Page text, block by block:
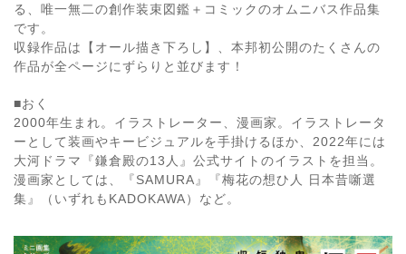
る、唯一無二の創作装束図鑑＋コミックのオムニバス作品集
です。
収録作品は【オール描き下ろし】、本邦初公開のたくさんの
作品が全ページにずらりと並びます！
■おく
2000年生まれ。イラストレーター、漫画家。イラストレータ
ーとして装画やキービジュアルを手掛けるほか、2022年には
大河ドラマ『鎌倉殿の13人』公式サイトのイラストを担当。
漫画家としては、『SAMURA』『梅花の想ひ人 日本昔噺選
集』（いずれもKADOKAWA）など。